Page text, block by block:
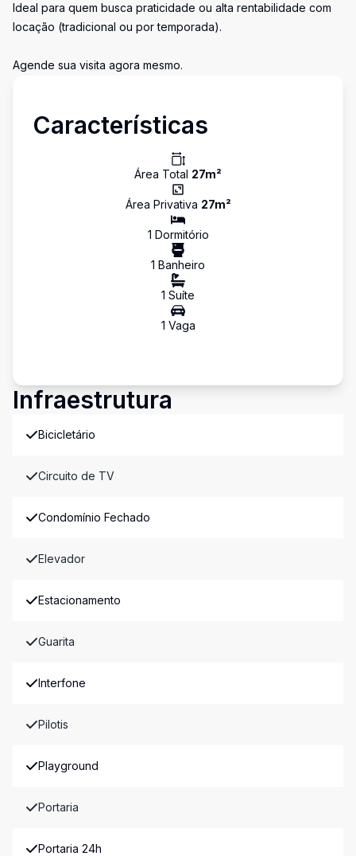
Ideal para quem busca praticidade ou alta rentabilidade com
locação (tradicional ou por temporada).
Agende sua visita agora mesmo.
Características
Área Total 27m²
Área Privativa 27m²
1 Dormitório
1 Banheiro
1 Suíte
1 Vaga
Infraestrutura
Bicicletário
Circuito de TV
Condomínio Fechado
Elevador
Estacionamento
Guarita
Interfone
Pilotis
Playground
Portaria
Portaria 24h